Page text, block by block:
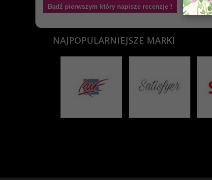
Bądź pierwszym który napisze recenzję !
NAJPOPULARNIEJSZE MARKI